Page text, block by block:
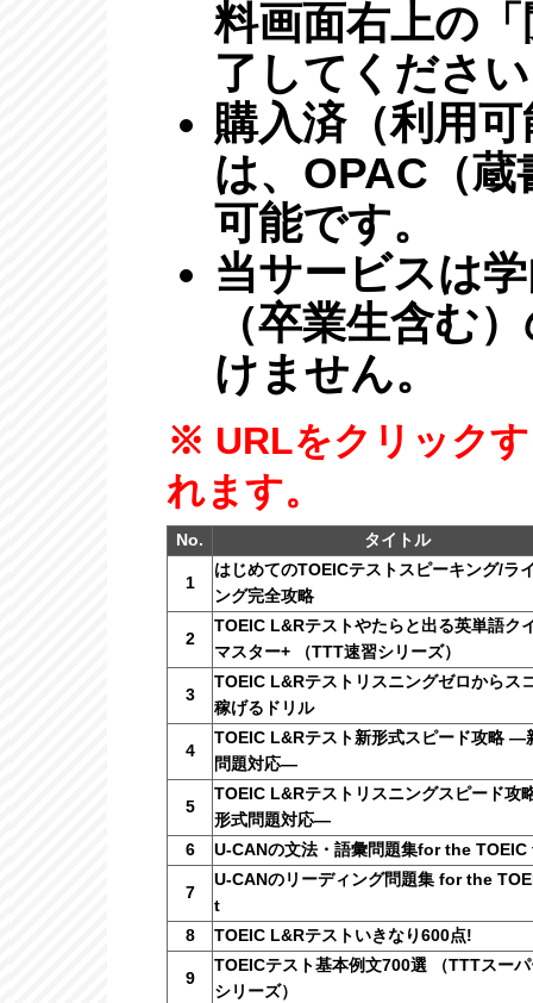
料画面右上の
了してくださ
購入済（利用
は、OPAC（
可能です。
当サービスは
（卒業生含む
けません。
※ URLをクリック
れます。
No. タイトル
1
はじめてのTOEICテストスピーキング/ラ
ング完全攻略
2
TOEIC L&Rテストやたらと出る英単語ク
マスター+ （TTT速習シリーズ）
3
TOEIC L&Rテストリスニングゼロからス
稼げるドリル
4
TOEIC L&Rテスト新形式スピード攻略 ―
問題対応―
5
TOEIC L&Rテストリスニングスピード攻
形式問題対応―
6
U-CANの文法・語彙問題集for the
7
U-CANのリーディング問題集 for the
t
8
TOEIC L&Rテストいきなり600点!
9
TOEICテスト基本例文700選 （TTTスー
シリーズ）